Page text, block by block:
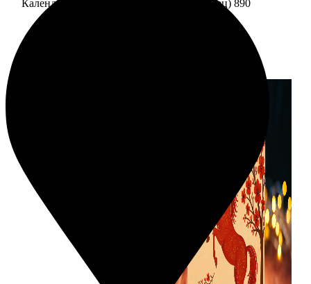
Календарь настольный А5 210х148 (глянец) 890